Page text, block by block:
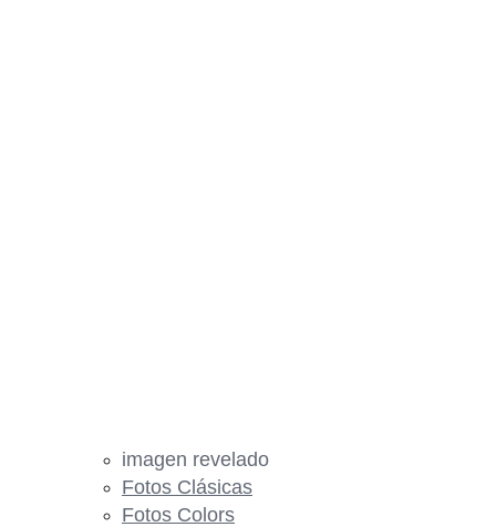
imagen revelado
Fotos Clásicas
Fotos Colors